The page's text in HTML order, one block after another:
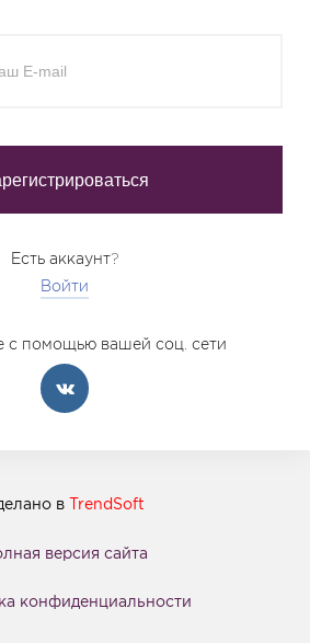
Есть аккаунт?
Войти
с помощью вашей соц. сети
в TrendSoft
версия сайта
конфиденциальности